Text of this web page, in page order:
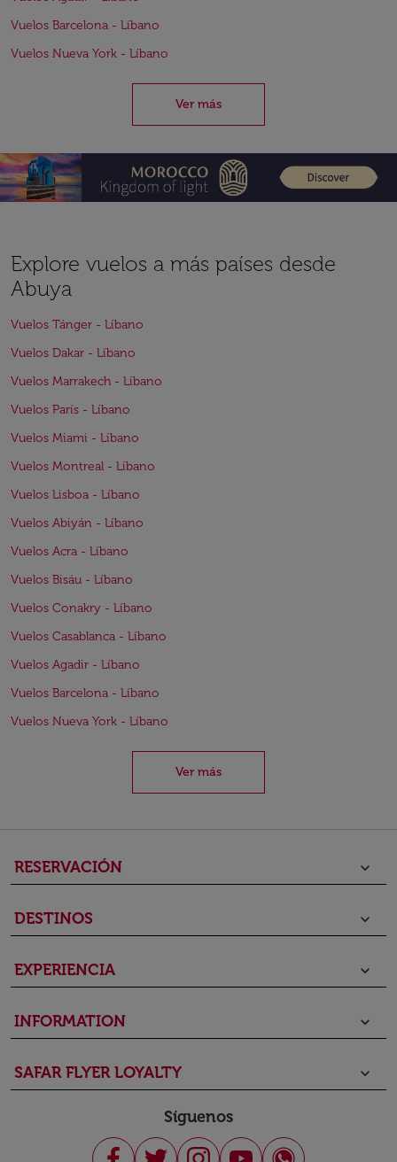
Vuelos Barcelona - Líbano
Vuelos Nueva York - Líbano
Ver más
Explore vuelos a más países desde
Abuya
Vuelos Tánger - Líbano
Vuelos Dakar - Líbano
Vuelos Marrakech - Líbano
Vuelos París - Líbano
Vuelos Miami - Líbano
Vuelos Montreal - Líbano
Vuelos Lisboa - Líbano
Vuelos Abiyán - Líbano
Vuelos Acra - Líbano
Vuelos Bisáu - Líbano
Vuelos Conakry - Líbano
Vuelos Casablanca - Líbano
Vuelos Agadir - Líbano
Vuelos Barcelona - Líbano
Vuelos Nueva York - Líbano
Ver más
RESERVACIÓN keyboard_arrow_down
DESTINOS keyboard_arrow_down
EXPERIENCIA keyboard_arrow_down
INFORMATION keyboard_arrow_down
SAFAR FLYER LOYALTY keyboard_arrow_down
Síguenos